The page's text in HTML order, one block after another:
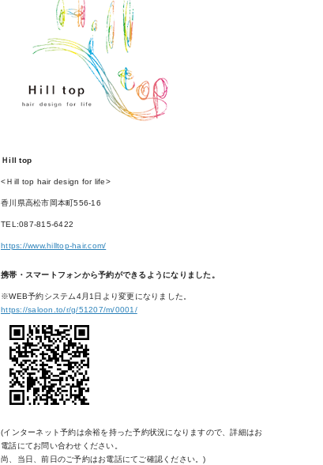
Ｈill top
<Ｈill top hair design for life>
香川県高松市岡本町556-16
TEL:087-815-6422
https://www.hilltop-hair.com/
携帯・スマートフォンから予約ができるようになりました。
※WEB予約システム4月1日より変更になりました。
https://saloon.to/r/g/51207/m/0001/
(インターネット予約は余裕を持った予約状況になりますので、詳細はお
電話にてお問い合わせください。
尚、当日、前日のご予約はお電話にてご確認ください。)